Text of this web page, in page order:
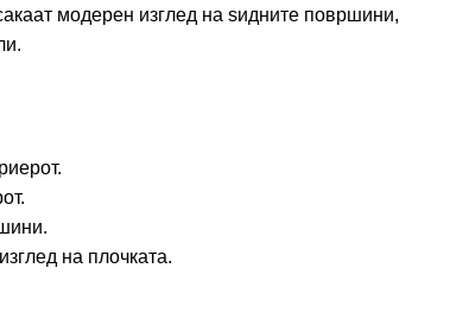
модерен изглед на ѕидните површини,
на плочката.